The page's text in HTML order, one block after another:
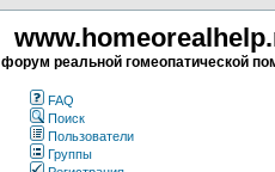
форум реальной гомеопатической
FAQ
Поиск
Пользователи
Группы